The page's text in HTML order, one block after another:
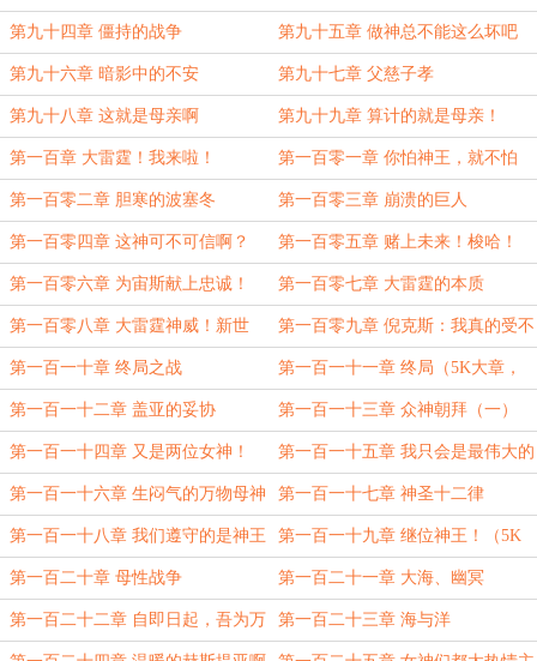
第九十四章 僵持的战争 第九十五章 做神总不能这么坏吧
第九十六章 暗影中的不安 第九十七章 父慈子孝
第九十八章 这就是母亲啊 第九十九章 算计的就是母亲！
第一百章 大雷霆！我来啦！ 第一百零一章 你怕神王，就不怕
我？
第一百零二章 胆寒的波塞冬 第一百零三章 崩溃的巨人
第一百零四章 这神可不可信啊？ 第一百零五章 赌上未来！梭哈！
（月票加更）
第一百零六章 为宙斯献上忠诚！ 第一百零七章 大雷霆的本质
第一百零八章 大雷霆神威！新世
界！
第一百零九章 倪克斯：我真的受不
了了！
第一百一十章 终局之战 第一百一十一章 终局（5K大章，
含月票加更）
第一百一十二章 盖亚的妥协 第一百一十三章 众神朝拜（一）
第一百一十四章 又是两位女神！ 第一百一十五章 我只会是最伟大的
父神！（5K，加更啦！）
第一百一十六章 生闷气的万物母神 第一百一十七章 神圣十二律
第一百一十八章 我们遵守的是神王
的秩序！
第一百一十九章 继位神王！（5K
大章，月票加更）
第一百二十章 母性战争 第一百二十一章 大海、幽冥
第一百二十二章 自即日起，吾为万 第一百二十三章 海与洋